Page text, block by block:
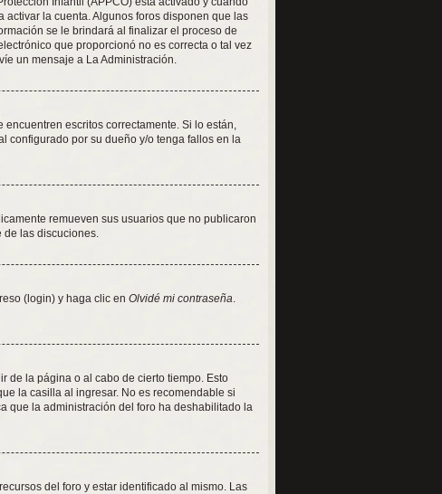
la cuenta. Algunos foros disponen que las
se le brindará al finalizar el proceso de
que proporcionó no es correcta o tal vez
un mensaje a La Administración.
escritos correctamente. Si lo están,
configurado por su dueño y/o tenga fallos en la
remueven sus usuarios que no publicaron
de las discuciones.
(login) y haga clic en Olvidé mi contraseña.
de la página o al cabo de cierto tiempo. Esto
la casilla al ingresar. No es recomendable si
que la administración del foro ha deshabilitado la
del foro y estar identificado al mismo. Las